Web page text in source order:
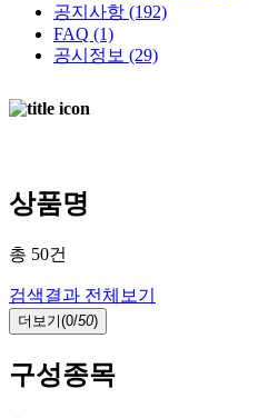
공지사항 (192)
FAQ (1)
공시정보 (29)
상품명
총 50건
검색결과 전체보기
더보기(0/50)
구성종목